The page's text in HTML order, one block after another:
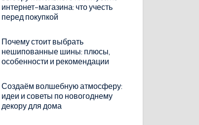
интернет-магазина: что учесть
перед покупкой
Почему стоит выбрать
нешипованные шины: плюсы,
особенности и рекомендации
Создаём волшебную атмосферу:
идеи и советы по новогоднему
декору для дома